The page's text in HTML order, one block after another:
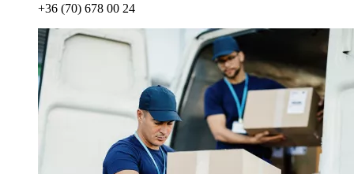
+36 (70) 678 00 24